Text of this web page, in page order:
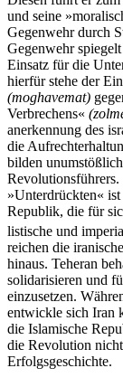
und seine
Gegenwehr durch
Gegenwehr
Einsatz für die
hierfür stehe der
(moghavemat)
Verbrechens«
anerkennung des
die
bilden
»Unterdrückten«
Republik, die für
listische und
reichen die
hinaus. Teheran
solida­risieren und
einzusetzen.
entwickle sich Iran
die Islamische
die Revolution
Erfolgsgeschichte.